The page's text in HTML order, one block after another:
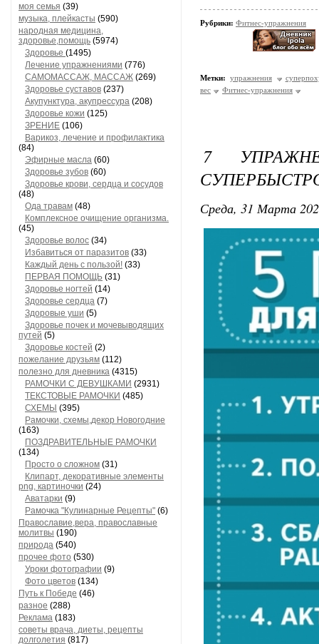
моя семья (39)
музыка, плейкасты (590)
народная медицина,
здоровье,помощь (5974)
Здоровье (1495)
Лечение упражнениями (776)
САМОМАССАЖ, МАССАЖ (269)
Здоровье суставов (237)
Акупунктура, акупрессура (208)
Здоровье кожи (125)
ЗРЕНИЕ (106)
Варикоз, лечение и профилактика
(84)
Эфирные масла (60)
Здоровье зубов (60)
Здоровье крови, сердца и сосудов
(48)
Ода травам (48)
Комплексное очищение организма.
(45)
Здоровье волос (34)
Избавиться от паразитов (33)
Каждый день с пользой! (33)
ПЕРВАЯ ПОМОЩЬ (31)
Здоровье ногтей (14)
Здоровье сердца (7)
Здоровые уши (5)
Здоровье почек и мочевыводящих
путей (5)
Здоровье костей (2)
пожелание друзьям (112)
полезно для дневника (4315)
РАМОЧКИ С ДЕВУШКАМИ (2931)
ТЕКСТОВЫЕ РАМОЧКИ (485)
СХЕМЫ (395)
Рамочки, схемы,декор Новогодние
(163)
ПОЗДРАВИТЕЛЬНЫЕ РАМОЧКИ
(134)
Просто о сложном (31)
Клипарт, декоративные элементы
png, картиночки (24)
Аватарки (9)
Рамочка "Кулинарные Рецепты" (6)
Православие,вера, православные
молитвы (190)
природа (540)
прочее фото (530)
Уроки фотографии (9)
Фото цветов (134)
Путь к Победе (46)
разное (288)
Реклама (183)
советы врача, диеты, рецепты
долголетия (817)
Рубрики: Фитнес-упражнения
Метки: упражнения
вес
Фитнес-упражнения
7
Среда, 31 Марта